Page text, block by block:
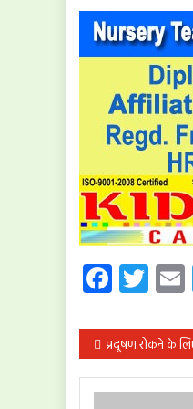
पोस्ट
नेविगेशन
प्रदूषण रोकने के लिए घर से करें शुरुआत, इन 10